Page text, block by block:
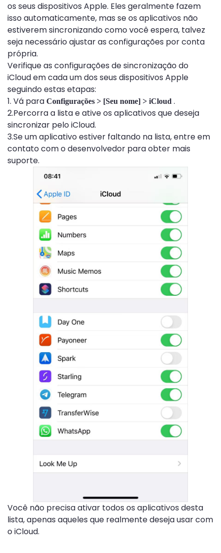
os seus dispositivos Apple. Eles geralmente fazem
isso automaticamente, mas se os aplicativos não
estiverem sincronizando como você espera, talvez
seja necessário ajustar as configurações por conta
própria.
Verifique as configurações de sincronização do
iCloud em cada um dos seus dispositivos Apple
seguindo estas etapas:
1. Vá para Configurações > [Seu nome] > iCloud .
2.Percorra a lista e ative os aplicativos que deseja
sincronizar pelo iCloud.
3.Se um aplicativo estiver faltando na lista, entre em
contato com o desenvolvedor para obter mais
suporte.
Você não precisa ativar todos os aplicativos desta
lista, apenas aqueles que realmente deseja usar com
o iCloud.